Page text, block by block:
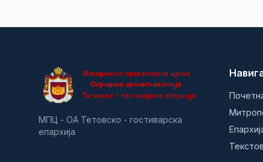
МПЦ - ОА Тетовско - гостиварска
епархија